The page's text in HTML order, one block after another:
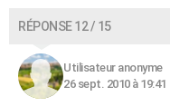
RÉPONSE 12 / 15
Utilisateur anonyme
26 sept. 2010 à 19:41